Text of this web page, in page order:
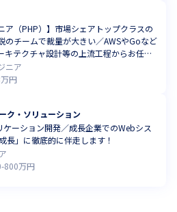
ア（PHP）】市場シェアトップクラスの
のチームで裁量が大きい／AWSやGoなど
キテクチャ設計等の上流工程からお任
ニア
万円
ク・ソリューション
ケーション開発／成長企業でのWebシス
長」に徹底的に伴走します！
-800万円